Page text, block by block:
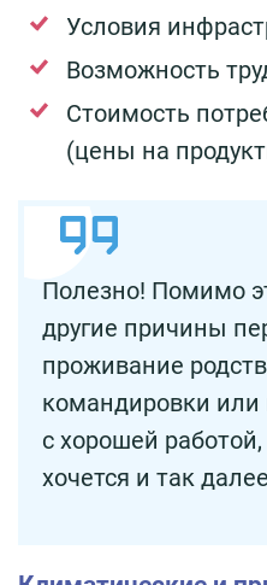
Условия
Возможность
Стоимость
(цены на
Полезно! Помимо
другие причины
проживание
командировки или
с хорошей
хочется и так